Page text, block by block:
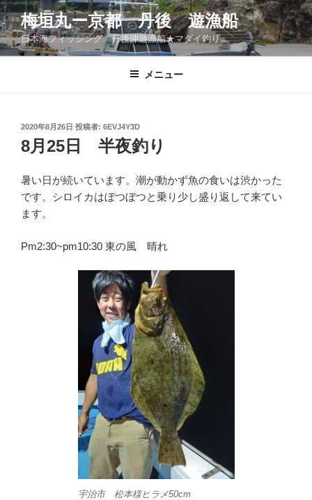
コ
ン
テ
ン
梅垣丸ー京都 丹後 遊漁船
日本海フィッシング 丹後沖遊漁船★マダイ釣り
メニュー
投
稿
日:
2020年8月26日 投稿者: 6EVJ4Y3D
8月25日 半夜釣り
暑い日が続いています。潮が動かず魚の食いは渋かった
です。シロイカはぼつぼつと乗り少し盛り返して来てい
ます。
Pm2:30~pm10:30 東の風 晴れ
宇治市 松本様ヒラメ50cm